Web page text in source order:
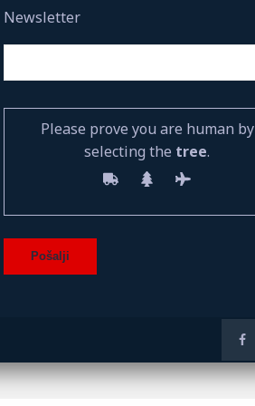
Newsletter
Please prove you are human by
selecting the tree.